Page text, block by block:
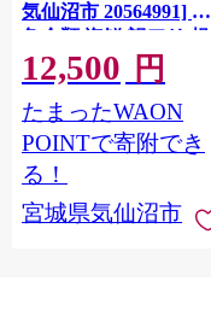
気仙沼市 20564991] 鮭
魚介類 海鮮 訳アリ 規
格外 不揃い さけ サケ
鮭切身 シャケ 切り身
冷凍 家庭用 おかず 弁
当 支援 サーモン 銀鮭
切り身 魚 わけあり
12,500 円
たまったWAON
POINTで寄附でき
る！
宮城県気仙沼市